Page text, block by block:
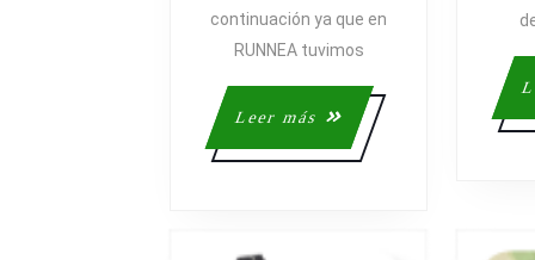
continuación ya que en
RUNNEA tuvimos
Leer más
Leer
más